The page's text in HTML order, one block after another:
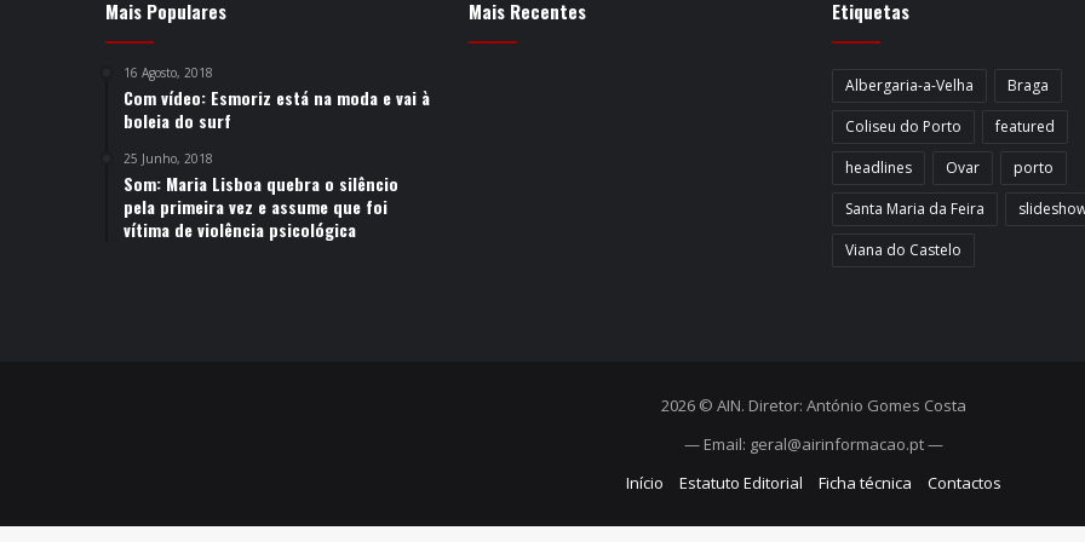
Mais Populares
16 Agosto, 2018
Com vídeo: Esmoriz está na moda e vai à
boleia do surf
25 Junho, 2018
Som: Maria Lisboa quebra o silêncio
pela primeira vez e assume que foi
vítima de violência psicológica
Mais Recentes Etiquetas
Albergaria-a-Velha
Braga
Coliseu do Porto
featured
headlines
Ovar
porto
Santa Maria da Feira
Viana do Castelo
2026 © AIN. Diretor: António Gomes Costa
— Email: geral@airinformacao.pt —
Início
Estatuto Editorial Ficha técnica Contactos